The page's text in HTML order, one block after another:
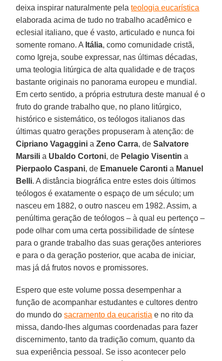
deixa inspirar naturalmente pelateologia eucarística
elaborada acima de tudo no trabalho acadêmico e
eclesial italiano, que é vasto, articulado e nunca foi
somente romano. A Itália, como comunidade cristã,
como Igreja, soube expressar, nas últimas décadas,
uma teologia litúrgica de alta qualidade e de traços
bastante originais no panorama europeu e mundial.
Em certo sentido, a própria estrutura deste manual é o
fruto do grande trabalho que, no plano litúrgico,
histórico e sistemático, os teólogos italianos das
últimas quatro gerações propuseram à atenção: de
Cipriano Vagaggini aZeno Carra, deSalvatore
Marsili a Ubaldo Cortoni, de Pelagio Visentin a
Pierpaolo Caspani, de Emanuele Caronti a Manuel
Belli. A distância biográfica entre estes dois últimos
teólogos é exatamente o espaço de um século; um
nasceu em 1882, o outro nasceu em 1982. Assim, a
penúltima geração de teólogos – à qual eu pertenço –
pode olhar com uma certa possibilidade de síntese
para o grande trabalho das suas gerações anteriores
e para o da geração posterior, que acaba de iniciar,
mas já dá frutos novos e promissores.
Espero que este volume possa desempenhar a
função de acompanhar estudantes e cultores dentro
do mundo dosacramento da eucaristia e no rito da
missa, dando-lhes algumas coordenadas para fazer
discernimento, tanto da tradição comum, quanto da
sua experiência pessoal. Se isso acontecer pelo